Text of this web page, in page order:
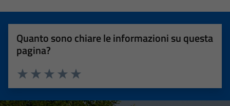
Quanto sono chiare le informazioni su questa
pagina?
Valuta 5 stelle su 5
Valuta 4 stelle su 5
Valuta 3 stelle su 5
Valuta 2 stelle su 5
Valuta 1 stelle su 5